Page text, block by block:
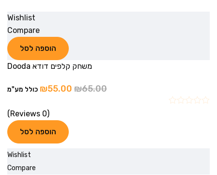
Wishlist
Compare
הוספה לסל
משחק קלפים דודא Dooda
₪65.00
₪55.00 כולל מע"מ
(0 Reviews)
הוספה לסל
Wishlist
Compare